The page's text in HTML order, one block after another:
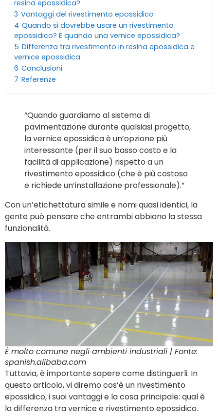
resina epossidica?
3 Vantaggi del rivestimento epossidico
4 Quando si dovrebbe usare un rivestimento
epossidico? E quando una vernice epossidica?
5 Differenza tra rivestimento in resina epossidica e
vernice epossidica
6 Conclusioni
7 Referenze
“Quando guardiamo al sistema di
pavimentazione durante qualsiasi progetto,
la vernice epossidica è un’opzione più
interessante (per il suo basso costo e la
facilità di applicazione) rispetto a un
rivestimento epossidico (che è più costoso
e richiede un’installazione professionale).”
Con un’etichettatura simile e nomi quasi identici, la
gente può pensare che entrambi abbiano la stessa
funzionalità.
È molto comune negli ambienti industriali | Fonte:
spanish.alibaba.com
Tuttavia, è importante sapere come distinguerli. In
questo articolo, vi diremo cos’è un rivestimento
epossidico, i suoi vantaggi e la cosa principale: qual è
la differenza tra vernice e rivestimento epossidico.